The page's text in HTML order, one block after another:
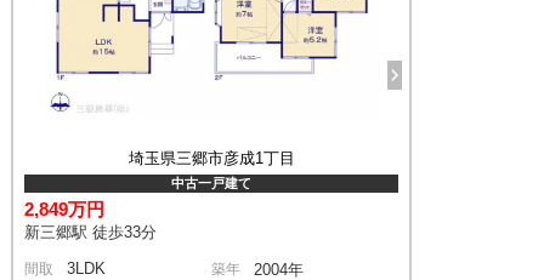
埼玉県三郷市彦成1丁目
中古一戸建て
2,849万円
新三郷駅 徒歩33分
間取 3LDK 築年 2004年